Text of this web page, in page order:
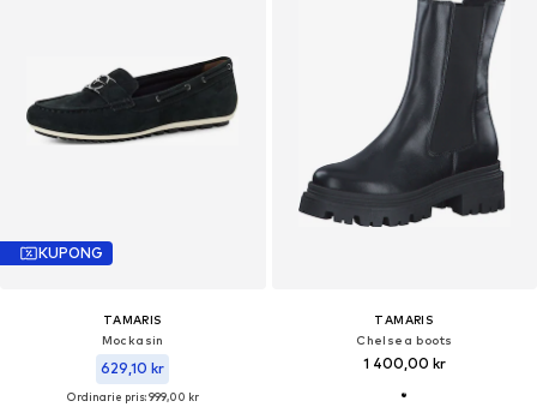
KUPONG
TAMARIS
Mockasin
629,10 kr
Ordinarie pris: 999,00 kr
TAMARIS
Chelsea boots
1 400,00 kr